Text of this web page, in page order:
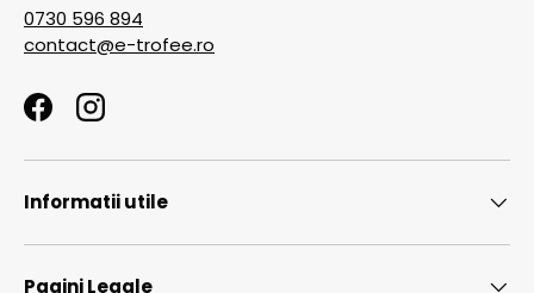
0730 596 894
contact@e-trofee.ro
FacebookInstagram
Informatii utile
Pagini Legale